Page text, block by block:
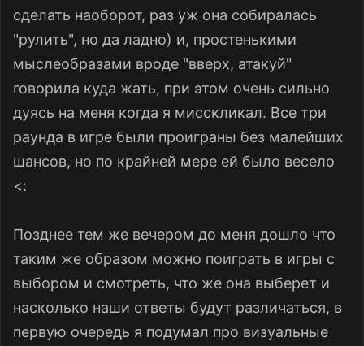
сделать наоборот, раз уж она собиралась
"рулить", но да ладно) и, простенькими
мыслеобразами вроде "вверх, атакуй"
говорила куда жать, при этом очень сильно
дуясь на меня когда я мисскликал. Все три
раунда в игре были проиграны без малейших
шансов, но по крайней мере ей было весело
<:
Позднее тем же вечером до меня дошло что
таким же образом можно поиграть в игры с
выбором и смотреть, что же она выберет и
насколько наши ответы будут различаться, в
первую очередь я подумал про визуальные